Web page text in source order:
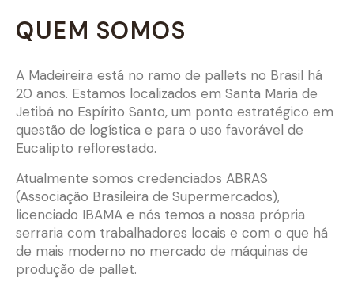
QUEM SOMOS
A Madeireira está no ramo de pallets no Brasil há
20 anos. Estamos localizados em Santa Maria de
Jetibá no Espírito Santo, um ponto estratégico em
questão de logística e para o uso favorável de
Eucalipto reflorestado.
Atualmente somos credenciados ABRAS
(Associação Brasileira de Supermercados),
licenciado IBAMA e nós temos a nossa própria
serraria com trabalhadores locais e com o que há
de mais moderno no mercado de máquinas de
produção de pallet.